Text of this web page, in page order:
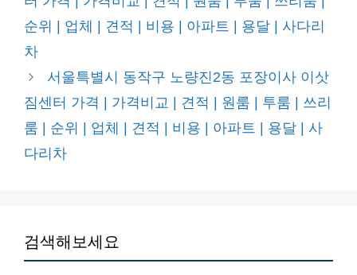
순위 | 업체 | 견적 | 비용 | 아파트 | 용달 | 사다리
차
서울특별시 동작구 노량진2동 포장이사 이삿
짐센터 가격 | 가격비교 | 견적 | 원룸 | 투룸 | 쓰리
룸 | 순위 | 업체 | 견적 | 비용 | 아파트 | 용달 | 사
다리차
검색해보세요